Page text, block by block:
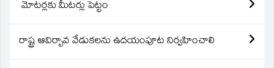
మోటర్లకు మీటర్లు పెట్టం
రాష్ట్ర ఆవిర్బావ వేడుకలను ఉదయంపూట నిర్వహించాలి